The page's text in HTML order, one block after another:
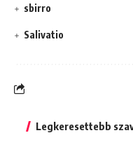
sbirro
Salivatio
Legkeresettebb